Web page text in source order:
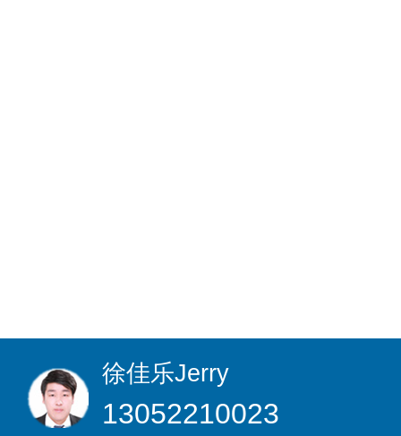
徐佳乐Jerry
13052210023